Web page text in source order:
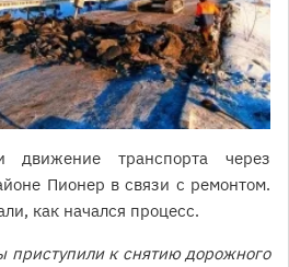
движение транспорта через
Пионер в связи с ремонтом.
как начался процесс.
приступили к снятию дорожного